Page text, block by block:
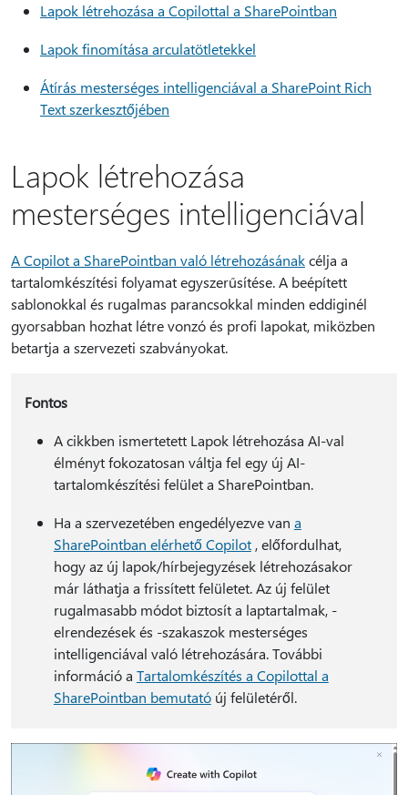
Lapok létrehozása a Copilottal a SharePointban
Lapok finomítása arculatötletekkel
Átírás mesterséges intelligenciával a SharePoint Rich
Text szerkesztőjében
Lapok létrehozása
mesterséges intelligenciával
A Copilot a SharePointban való létrehozásánakcélja a
tartalomkészítési folyamat egyszerűsítése. A beépített
sablonokkal és rugalmas parancsokkal minden eddiginél
gyorsabban hozhat létre vonzó és profi lapokat, miközben
betartja a szervezeti szabványokat.
Fontos
A cikkben ismertetett Lapok létrehozása AI-val
élményt fokozatosan váltja fel egy új AI-
tartalomkészítési felület a SharePointban.
Ha a szervezetében engedélyezve van a
SharePointban elérhető Copilot, előfordulhat,
hogy az új lapok/hírbejegyzések létrehozásakor
már láthatja a frissített felületet. Az új felület
rugalmasabb módot biztosít a laptartalmak, -
elrendezések és -szakaszok mesterséges
intelligenciával való létrehozására. További
információ a Tartalomkészítés a Copilottal a
SharePointban bemutatóúj felületéről.